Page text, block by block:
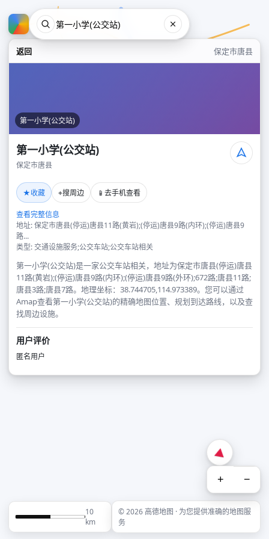
返回 保定市唐县
第一小学(公交站)
第一小学(公交站)
保定市唐县
★收藏 ⌖搜周边 📱 去手机查看
查看完整信息
地址: 保定市唐县(停运)唐县11路(黄岩);(停运)唐县9路(内环);(停运)唐县9
路...
类型: 交通设施服务;公交车站;公交车站相关
第一小学(公交站)是一家公交车站相关，地址为保定市唐县(停运)唐县
11路(黄岩);(停运)唐县9路(内环);(停运)唐县9路(外环);672路;唐县11路;
唐县3路;唐县7路。地理坐标：38.744705,114.973389。您可以通过
Amap查看第一小学(公交站)的精确地图位置、规划到达路线，以及查
找周边设施。
用户评价
匿名用户
+ −
10
km
© 2026 高德地图 · 为您提供准确的地图服
务